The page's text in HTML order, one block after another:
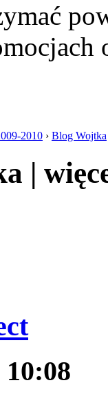
2010 › Blog Wojtka
|